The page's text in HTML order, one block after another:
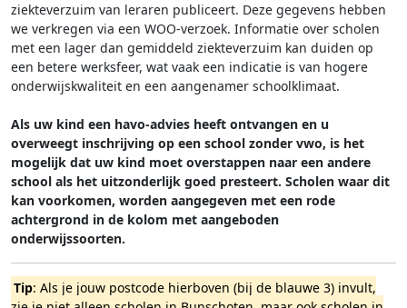
ziekteverzuim van leraren publiceert. Deze gegevens hebben
we verkregen via een WOO-verzoek. Informatie over scholen
met een lager dan gemiddeld ziekteverzuim kan duiden op
een betere werksfeer, wat vaak een indicatie is van hogere
onderwijskwaliteit en een aangenamer schoolklimaat.
Als uw kind een havo-advies heeft ontvangen en u
overweegt inschrijving op een school zonder vwo, is het
mogelijk dat uw kind moet overstappen naar een andere
school als het uitzonderlijk goed presteert. Scholen waar dit
kan voorkomen, worden aangegeven met een rode
achtergrond in de kolom met aangeboden
onderwijssoorten.
Tip: Als je jouw postcode hierboven (bij de blauwe 3) invult,